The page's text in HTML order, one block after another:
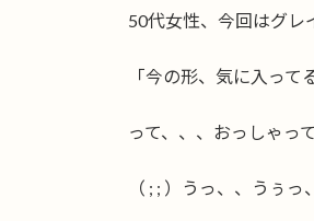
50代女性、今回はグレ
「今の形、気に入って
って、、、おっしゃっ
（ ; ; ）うっ、、うぅっ